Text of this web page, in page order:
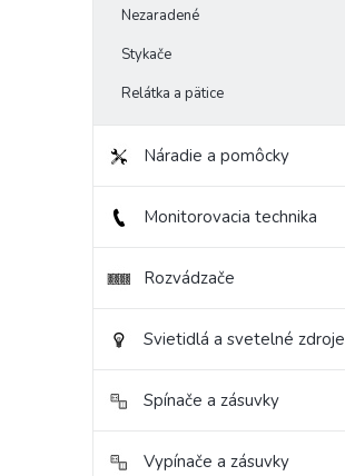
Nezaradené
Stykače
Relátka a pätice
Náradie a pomôcky
Monitorovacia technika
Rozvádzače
Svietidlá a svetelné zdroje
Spínače a zásuvky
Vypínače a zásuvky